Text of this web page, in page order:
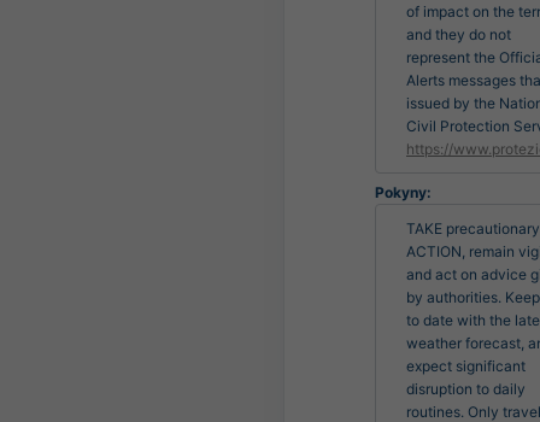
of impact on the
and they do not
represent the
Alerts messages
issued by the
Civil Protection
https://
Pokyny:
TAKE precautionary
ACTION, remain
and act on advice
by authorities.
to date with the
weather forecast,
expect significant
disruption to daily
routines. Only